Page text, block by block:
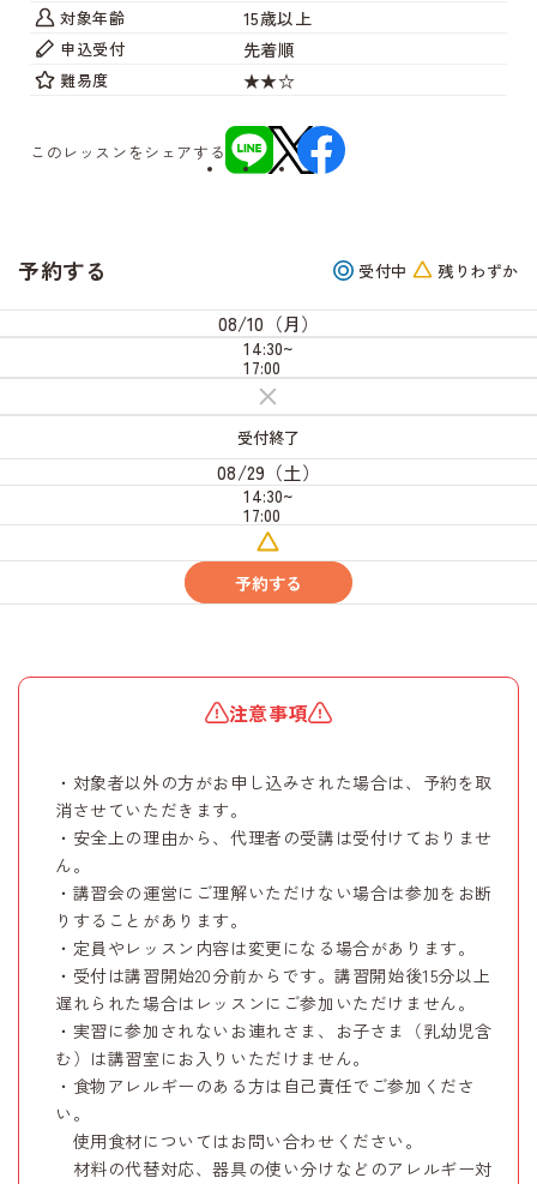
対象年齢 15歳以上
申込受付 先着順
難易度 ★★☆
このレッスンをシェアする
予約する 受付中 残りわずか
08/10（月）
14:30~
17:00
受
付
了
受付終了
08/29（土）
14:30~
17:00
残
り
ず
か
予約する
注意事項
・対象者以外の方がお申し込みされた場合は、予約を取
消させていただきます。
・安全上の理由から、代理者の受講は受付けておりませ
ん。
・講習会の運営にご理解いただけない場合は参加をお断
りすることがあります。
・定員やレッスン内容は変更になる場合があります。
・受付は講習開始20分前からです。講習開始後15分以上
遅れられた場合はレッスンにご参加いただけません。
・実習に参加されないお連れさま、お子さま（乳幼児含
む）は講習室にお入りいただけません。
・食物アレルギーのある方は自己責任でご参加くださ
い。
使用食材についてはお問い合わせください。
材料の代替対応、器具の使い分けなどのアレルギー対